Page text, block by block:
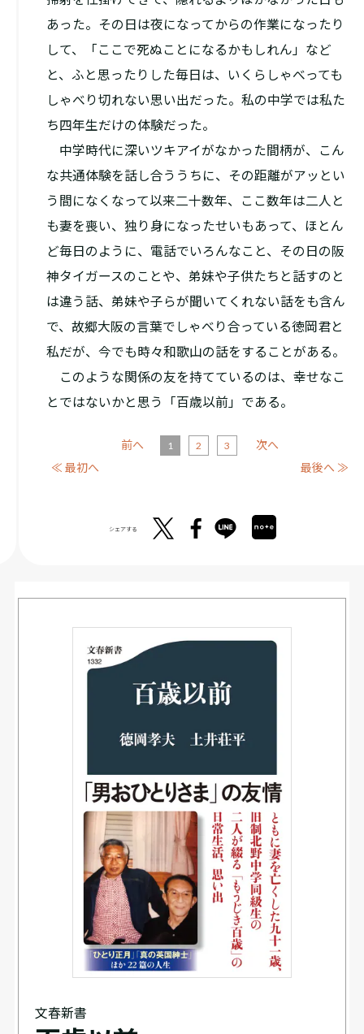
あった。その日は夜になってからの作業になったり
して、「ここで死ぬことになるかもしれん」など
と、ふと思ったりした毎日は、いくらしゃべっても
しゃべり切れない思い出だった。私の中学では私た
ち四年生だけの体験だった。
中学時代に深いツキアイがなかった間柄が、こん
な共通体験を話し合ううちに、その距離がアッとい
う間になくなって以来二十数年、ここ数年は二人と
も妻を喪い、独り身になったせいもあって、ほとん
ど毎日のように、電話でいろんなこと、その日の阪
神タイガースのことや、弟妹や子供たちと話すのと
は違う話、弟妹や子らが聞いてくれない話をも含ん
で、故郷大阪の言葉でしゃべり合っている徳岡君と
私だが、今でも時々和歌山の話をすることがある。
このような関係の友を持てているのは、幸せなこ
とではないかと思う「百歳以前」である。
≪ 最初へ
前へ 1 2 3
次へ
最後へ ≫
シェアする
文春新書